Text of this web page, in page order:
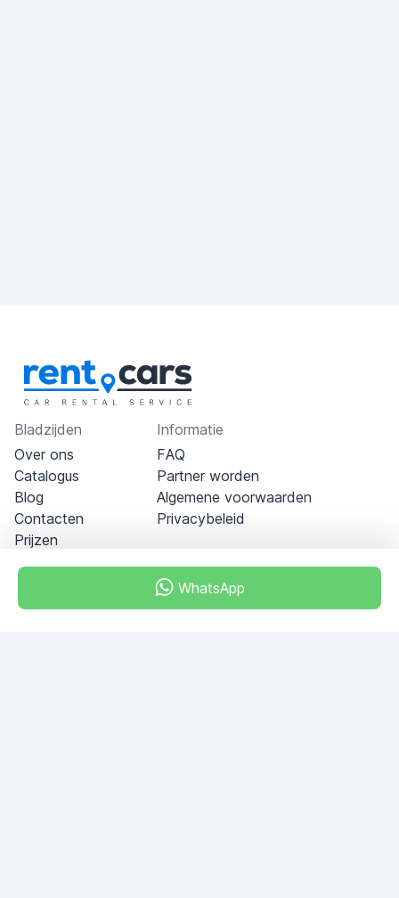
WhatsApp
Bladzijden
Over ons
Catalogus
Blog
Contacten
Prijzen
Informatie
FAQ
Partner worden
Algemene voorwaarden
Privacybeleid
ALBAHAR building